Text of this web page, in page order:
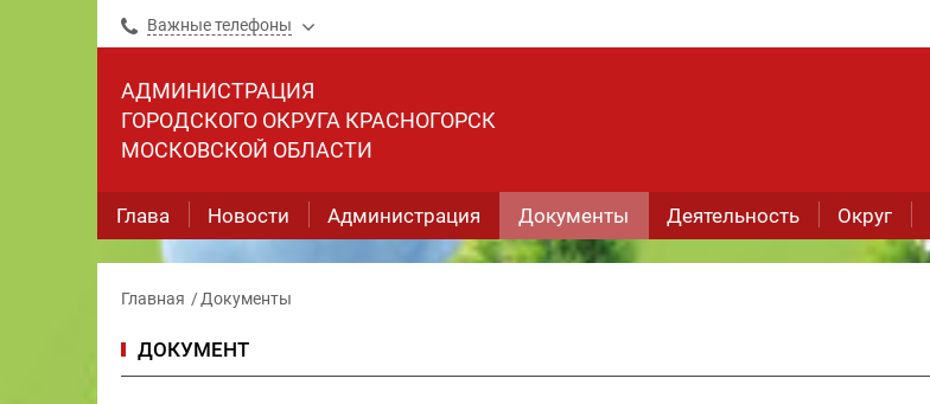
Важные телефоны
АДМИНИСТРАЦИЯ
ГОРОДСКОГО ОКРУГА КРАСНОГОРСК
МОСКОВСКОЙ ОБЛАСТИ
Глава Новости Администрация Документы Деятельность Округ
Главная Документы
ДОКУМЕНТ